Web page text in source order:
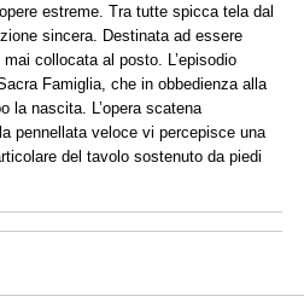
estreme. Tra tutte spicca tela dal
sincera. Destinata ad essere
collocata al posto. L’episodio
Famiglia, che in obbedienza alla
la nascita. L’opera scatena
pennellata veloce vi percepisce una
del tavolo sostenuto da piedi